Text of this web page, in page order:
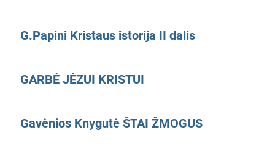
G.Papini Kristaus istorija II dalis
GARBĖ JĖZUI KRISTUI
Gavėnios Knygutė ŠTAI ŽMOGUS